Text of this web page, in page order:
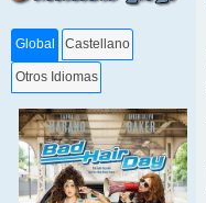
Global Castellano
Otros Idiomas